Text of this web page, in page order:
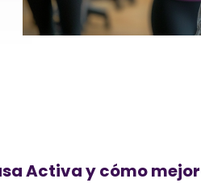
Activa y cómo